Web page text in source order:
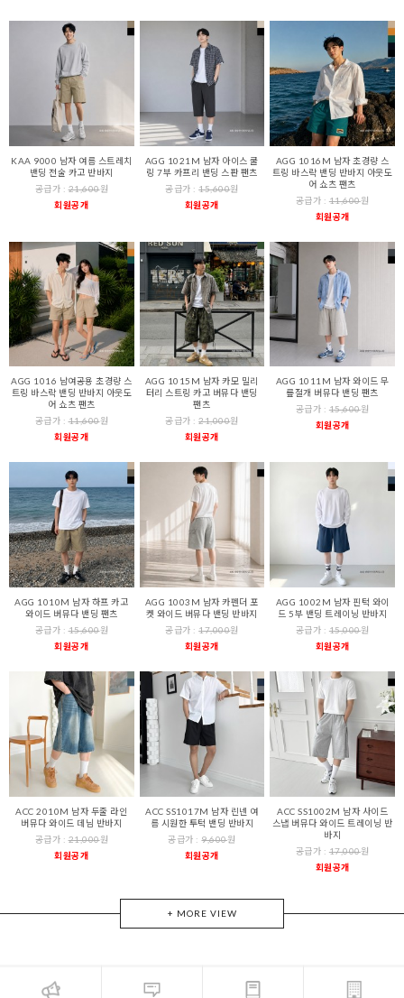
KAA 9000 남자 여름 스트레치
밴딩 전술 카고 반바지
공급가 :21,600원
회원공개
AGG 1021M 남자 아이스 쿨
링 7부 카프리 밴딩 스판 팬츠
공급가 :15,600원
회원공개
AGG 1016M 남자 초경량 스
트링 바스락 밴딩 반바지 아웃도
어 쇼츠 팬츠
공급가 : 11,600원
회원공개
AGG 1016 남여공용 초경량 스
트링 바스락 밴딩 반바지 아웃도
어 쇼츠 팬츠
공급가 :11,600원
회원공개
AGG 1015M 남자 카모 밀리
터리 스트링 카고 버뮤다 밴딩
팬츠
공급가 :21,000원
회원공개
AGG 1011M 남자 와이드 무
릎절개 버뮤다 밴딩 팬츠
공급가 : 15,600원
회원공개
AGG 1010M 남자 하프 카고
와이드 버뮤다 밴딩 팬츠
공급가 :15,600원
회원공개
AGG 1003M 남자 카펜더 포
켓 와이드 버뮤다 밴딩 반바지
공급가 :17,000원
회원공개
AGG 1002M 남자 핀턱 와이
드 5부 밴딩 트레이닝 반바지
공급가 : 15,000원
회원공개
ACC 2010M 남자 두줄 라인
버뮤다 와이드 데님 반바지
공급가 :21,000원
회원공개
ACC SS1017M 남자 린넨 여
름 시원한 투턱 밴딩 반바지
공급가 :9,600원
회원공개
ACC SS1002M 남자 사이드
스냅 버뮤다 와이드 트레이닝 반
바지
공급가 : 17,000원
회원공개
+ MORE VIEW